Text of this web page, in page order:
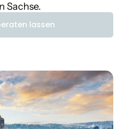
Sachse.
lassen